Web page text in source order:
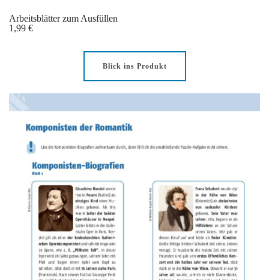
Arbeitsblätter zum Ausfüllen
1,99 €
Blick ins Produkt